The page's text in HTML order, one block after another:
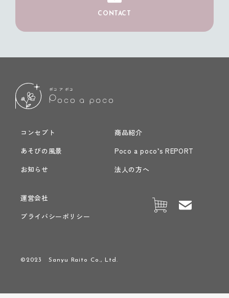
CONTACT
コンセプト
商品紹介
あそびの風景
Poco a poco’s REPORT
お知らせ
法人の方へ
運営会社
プライバシーポリシー
©2023 Sanyu Raito Co., Ltd.